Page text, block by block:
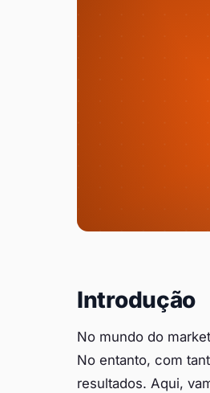
Introdução
No mundo do
No entanto, com
resultados. Aqui,